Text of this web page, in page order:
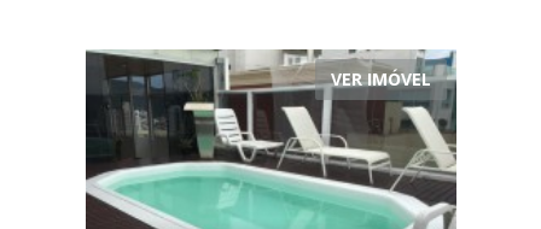
VER IMÓVEL